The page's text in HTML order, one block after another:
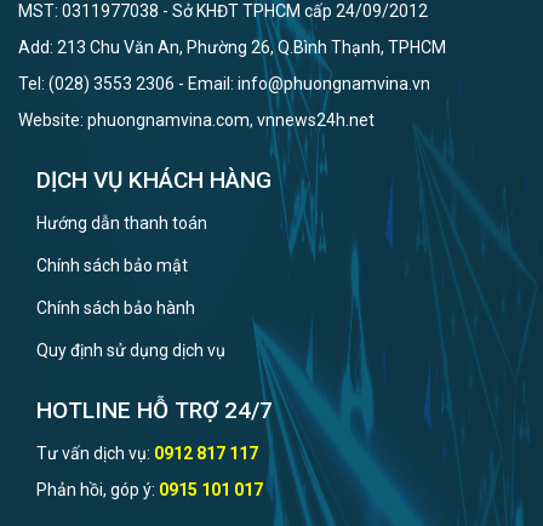
MST: 0311977038 - Sở KHĐT TPHCM cấp 24/09/2012
Add: 213 Chu Văn An, Phường 26, Q.Bình Thạnh, TPHCM
Tel: (028) 3553 2306 - Email: info@phuongnamvina.vn
Website: phuongnamvina.com, vnnews24h.net
DỊCH VỤ KHÁCH HÀNG
Hướng dẫn thanh toán
Chính sách bảo mật
Chính sách bảo hành
Quy định sử dụng dịch vụ
HOTLINE HỖ TRỢ 24/7
Tư vấn dịch vụ: 0912 817 117
Phản hồi, góp ý: 0915 101 017